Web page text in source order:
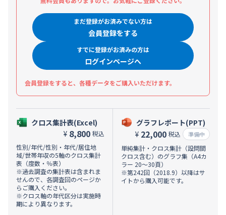
まだ登録がお済みでない方は
会員登録をする
すでに登録がお済みの方は
ログインページへ
会員登録をすると、各種データをご購入いただけます。
クロス集計表(Excel)
¥ 8,800 税込
性別/年代/性別・年代/居住地
域/世帯年収の5軸のクロス集計
表（度数・％表）
※過去調査の集計表は含まれま
せんので、各調査回のページか
らご購入ください。
※クロス軸の年代区分は実施時
期により異なります。
グラフレポート(PPT)
¥ 22,000 税込 準備中
単純集計・クロス集計（設問間
クロス含む）のグラフ集（A4カ
ラー 20～30頁）
※第242回（2018.9）以降はサ
イトから購入可能です。